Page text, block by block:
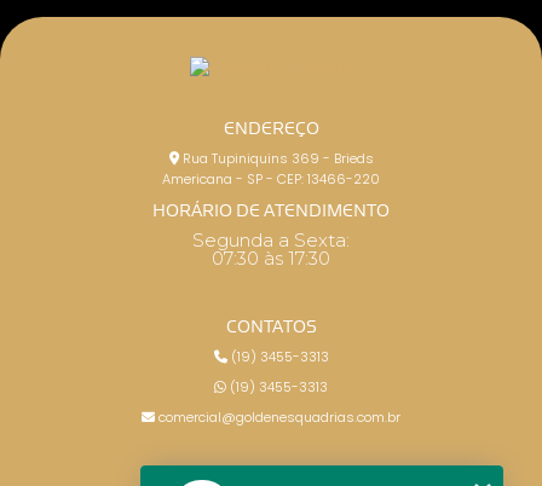
ENDEREÇO
Rua Tupiniquins 369 - Brieds
Americana - SP - CEP: 13466-220
HORÁRIO DE ATENDIMENTO
Segunda a Sexta:
07:30 às 17:30
CONTATOS
(19) 3455-3313
(19) 3455-3313
comercial@goldenesquadrias.com.br